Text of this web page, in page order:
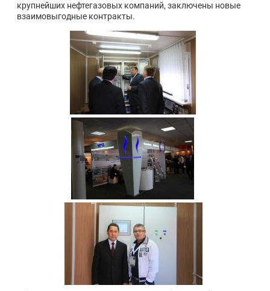
крупнейших нефтегазовых компаний, заключены новые
взаимовыгодные контракты.